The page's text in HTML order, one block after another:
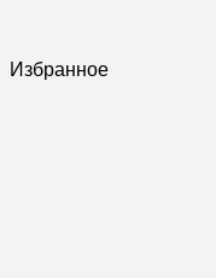
Избранное